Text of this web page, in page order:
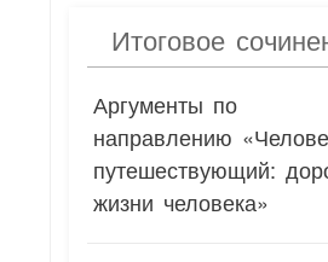
Итоговое
Аргументы по
направлению
путешествующий:
жизни человека»